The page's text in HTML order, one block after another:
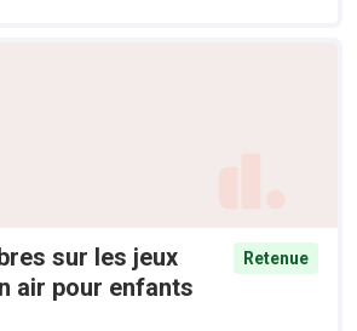
sur les jeux
air pour enfants
Retenue